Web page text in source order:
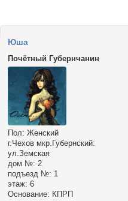
Юша
Почётный Губернчанин
Пол: Женский
г.Чехов мкр.Губернский:
ул.Земская
дом №: 2
подъезд №: 1
этаж: 6
Основание: КПРП